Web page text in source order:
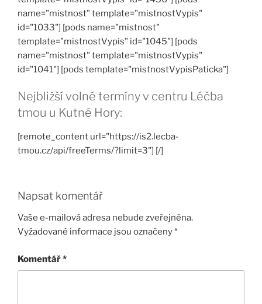
name="mistnost" template="mistnostVypis"
id="1033"] [pods name="mistnost"
template="mistnostVypis" id="1045"] [pods
name="mistnost" template="mistnostVypis"
id="1041"] [pods template="mistnostVypisPaticka"]
Nejbližší volné termíny v centru Léčba
tmou u Kutné Hory:
[remote_content url="https://is2.lecba-
tmou.cz/api/freeTerms/?limit=3"] [/]
Napsat komentář
Vaše e-mailová adresa nebude zveřejněna.
Vyžadované informace jsou označeny*
Komentář*